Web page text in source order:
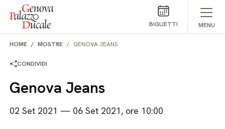
Salta al contenuto
BIGLIETTI MENU
HOME MOSTRE GENOVA JEANS
CONDIVIDI
Genova Jeans
02 Set 2021 — 06 Set 2021, ore 10:00